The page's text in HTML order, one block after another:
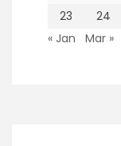
23
24
« Jan
Mar »